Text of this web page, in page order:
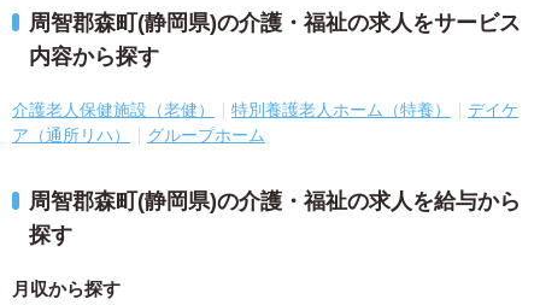
周智郡森町(静岡県)の介護・福祉の求人をサービス
内容から探す
介護老人保健施設（老健） 特別養護老人ホーム（特養）
デイケ
ア（通所リハ）
グループホーム
周智郡森町(静岡県)の介護・福祉の求人を給与から
探す
月収から探す